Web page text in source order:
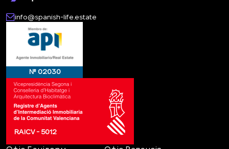
info@spanish-life.estate
№ 02030
RAICV - 5012